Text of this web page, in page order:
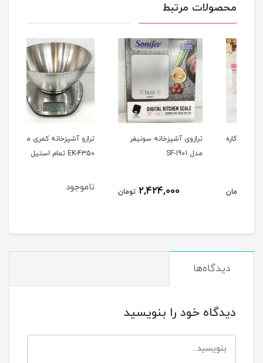
محصولات مرتبط
ترازوی آشپزخانه سونیفر
2,424,000 تومان
ترازو آشپزخانه کمری مدل
EK-4350 تمام استیل
ناموجود
دیدگاه‌ها
دیدگاه خود را بنویسید